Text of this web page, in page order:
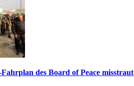
des Board of Peace misstraut